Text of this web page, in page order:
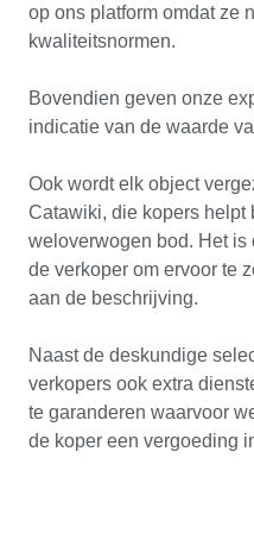
op ons platform omdat ze
kwaliteitsnormen.
Bovendien geven onze
indicatie van de waarde
Ook wordt elk object
Catawiki, die kopers helpt
weloverwogen bod. Het
de verkoper om ervoor te
aan de beschrijving.
Naast de deskundige
verkopers ook extra
te garanderen waarvoor
de koper een vergoeding